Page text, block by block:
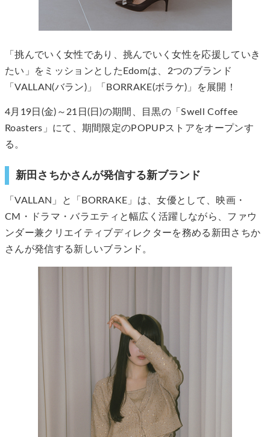
「挑んでいく女性であり、挑んでいく女性を応援していき
たい」をミッションとしたEdomは、2つのブランド
「VALLAN(バラン)」「BORRAKE(ボラケ)」を展開！
4月19日(金)～21日(日)の期間、目黒の「Swell Coffee
Roasters」にて、期間限定のPOPUPストアをオープンす
る。
新田さちかさんが発信する新ブランド
「VALLAN」と「BORRAKE」は、女優として、映画・
CM・ドラマ・バラエティと幅広く活躍しながら、ファウ
ンダー兼クリエイティブディレクターを務める新田さちか
さんが発信する新しいブランド。